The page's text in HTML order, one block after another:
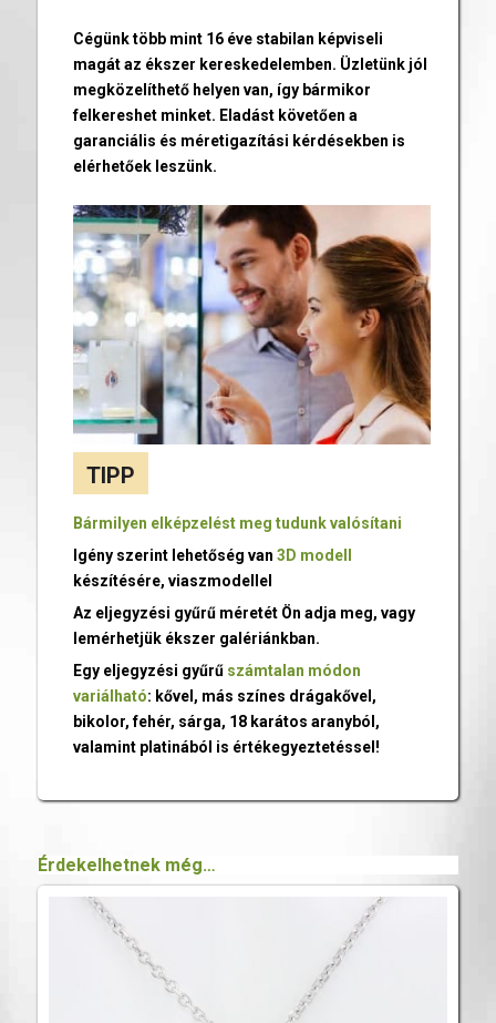
Cégünk több mint 16 éve stabilan képviseli
magát az ékszer kereskedelemben. Üzletünk jól
megközelíthető helyen van, így bármikor
felkereshet minket. Eladást követően a
garanciális és méretigazítási kérdésekben is
elérhetőek leszünk.
TIPP
Bármilyen elképzelést meg tudunk valósítani
Igény szerint lehetőség van 3D modell
készítésére, viaszmodellel
Az eljegyzési gyűrű méretét Ön adja meg, vagy
lemérhetjük ékszer galériánkban.
Egy eljegyzési gyűrű számtalan módon
variálható: kővel, más színes drágakővel,
bikolor, fehér, sárga, 18 karátos aranyból,
valamint platinából is értékegyeztetéssel!
Érdekelhetnek még…